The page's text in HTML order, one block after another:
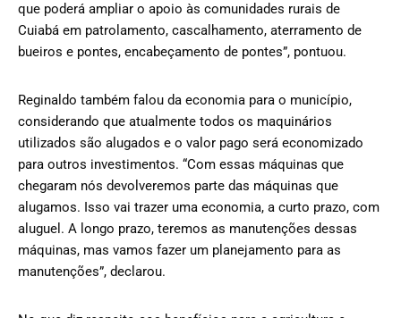
que poderá ampliar o apoio às comunidades rurais de
Cuiabá em patrolamento, cascalhamento, aterramento de
bueiros e pontes, encabeçamento de pontes”, pontuou.
Reginaldo também falou da economia para o município,
considerando que atualmente todos os maquinários
utilizados são alugados e o valor pago será economizado
para outros investimentos. “Com essas máquinas que
chegaram nós devolveremos parte das máquinas que
alugamos. Isso vai trazer uma economia, a curto prazo, com
aluguel. A longo prazo, teremos as manutenções dessas
máquinas, mas vamos fazer um planejamento para as
manutenções”, declarou.